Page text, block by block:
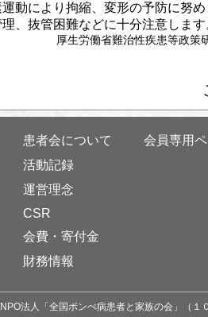
動により拘縮、変形の予防に努
、抜管困難などに十分注意します
厚生労働省難治性疾患等政策
患者会について
活動記録
運営理念
CSR
会費・寄付金
財務情報
会員専用
法人「全国ポンぺ病患者と家族の会」（